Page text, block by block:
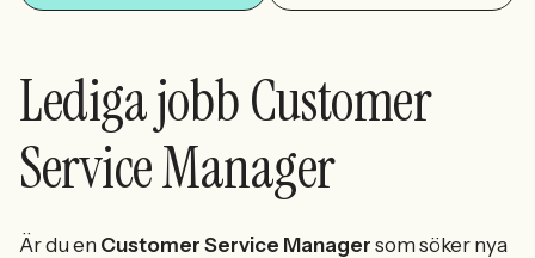
Lediga jobb Customer
Service Manager
Är du en Customer Service Manager som söker nya